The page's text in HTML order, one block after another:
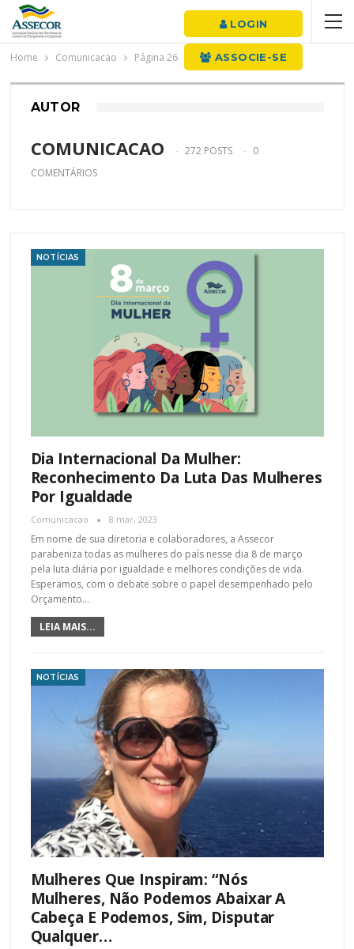
LOGIN
ASSOCIE-SE
Home Comunicacao Página 26
AUTOR
COMUNICACAO 272 POSTS
0
COMENTÁRIOS
NOTÍCIAS
Dia Internacional Da Mulher:
Reconhecimento Da Luta Das Mulheres
Por Igualdade
Comunicacao 8 mar, 2023
Em nome de sua diretoria e colaboradores, a Assecor
parabeniza todas as mulheres do país nesse dia 8 de março
pela luta diária por igualdade e melhores condições de vida.
Esperamos, com o debate sobre o papel desempenhado pelo
Orçamento…
LEIA MAIS...
NOTÍCIAS
Mulheres Que Inspiram: “nós
Mulheres, Não Podemos Abaixar A
Cabeça E Podemos, Sim, Disputar
Qualquer…